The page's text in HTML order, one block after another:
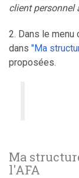
client personnel
2. Dans le menu
dans "Ma
proposées.
Ma
l'AFA